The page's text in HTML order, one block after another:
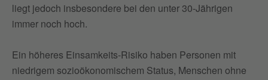
liegt jedoch insbesondere bei den unter 30-Jährigen
immer noch hoch.
Ein höheres Einsamkeits-Risiko haben Personen mit
niedrigem sozioökonomischem Status, Menschen ohne